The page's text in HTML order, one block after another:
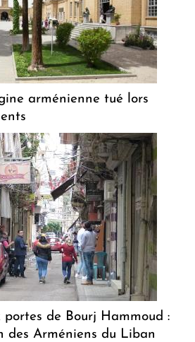
arménienne tué lors
portes de Bourj Hammoud :
des Arméniens du Liban